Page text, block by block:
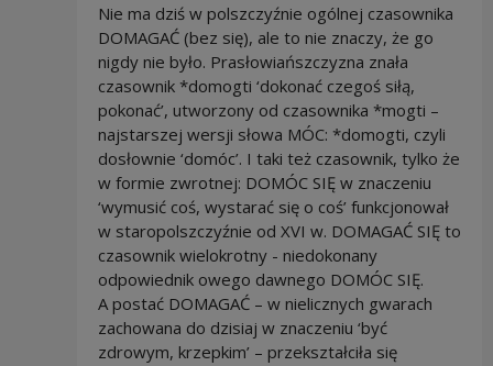
Nie ma dziś w polszczyźnie ogólnej czasownika
DOMAGAĆ (bez się), ale to nie znaczy, że go
nigdy nie było. Prasłowiańszczyzna znała
czasownik *domogti ‘dokonać czegoś siłą,
pokonać’, utworzony od czasownika *mogti –
najstarszej wersji słowa MÓC: *domogti, czyli
dosłownie ‘domóc’. I taki też czasownik, tylko że
w formie zwrotnej: DOMÓC SIĘ w znaczeniu
‘wymusić coś, wystarać się o coś’ funkcjonował
w staropolszczyźnie od XVI w. DOMAGAĆ SIĘ to
czasownik wielokrotny - niedokonany
odpowiednik owego dawnego DOMÓC SIĘ.
A postać DOMAGAĆ – w nielicznych gwarach
zachowana do dzisiaj w znaczeniu ‘być
zdrowym, krzepkim’ – przekształciła się